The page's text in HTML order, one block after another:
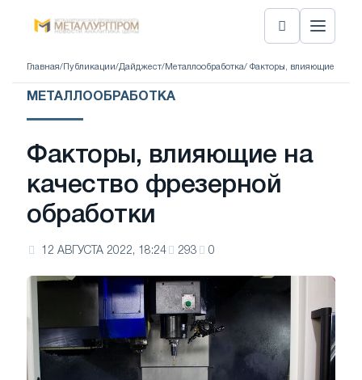
Главная/ Публикации/Дайджест/ Металлообработка/ Факторы, влияющие на
МЕТАЛЛООБРАБОТКА
Факторы, влияющие на
качество фрезерной
обработки
12 АВГУСТА 2022, 18:24 293 0